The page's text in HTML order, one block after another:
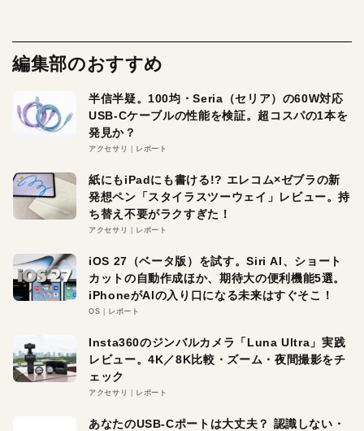
編集部のおすすめ
半信半疑。100均・Seria（セリア）の60W対応
USB-Cケーブルの性能を検証。超コスパの1本を
発見か？
アクセサリ レポート
紙にもiPadにも書ける!? エレコム×ゼブラの新
発想ペン「スタイラスツーウェイ」レビュー。持
ち替え不要がラクすぎた！
アクセサリ レポート
iOS 27（ベータ版）を試す。Siri AI、ショート
カットの自動作成ほか、期待大の便利機能5選。
iPhoneがAIの入り口になる未来はすぐそこ！
OS レポート
Insta360のジンバルカメラ「Luna Ultra」実践
レビュー。4K／8K比較・ズーム・夜間撮影をチ
ェック
アクセサリ レポート
あなたのUSB-Cポートは大丈夫？ 認識しない・